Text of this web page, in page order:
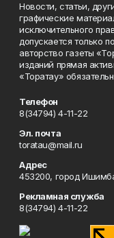
Новости, статьи,
графические
исключительного
допускается только
авторство газеты
изданий прямая
«Торатау»
Телефон
8(34794) 4-11-22
Эл. почта
toratau@mail.ru
Адрес
453200, город
Рекламная служба
8(34794) 4-11-22